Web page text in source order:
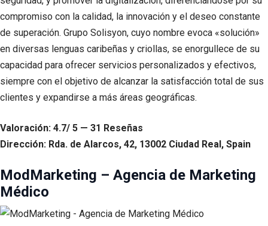
compromiso con la calidad, la innovación y el deseo constante
de superación. Grupo Solisyon, cuyo nombre evoca «solución»
en diversas lenguas caribeñas y criollas, se enorgullece de su
capacidad para ofrecer servicios personalizados y efectivos,
siempre con el objetivo de alcanzar la satisfacción total de sus
clientes y expandirse a más áreas geográficas.
Valoración: 4.7/ 5 — 31 Reseñas
Dirección: Rda. de Alarcos, 42, 13002 Ciudad Real, Spain
ModMarketing – Agencia de Marketing
Médico